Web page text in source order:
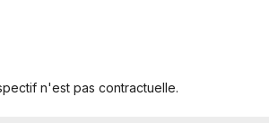
n'est pas contractuelle.